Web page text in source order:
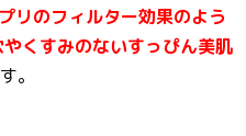
リのフィルター効果のよう
くすみのないすっぴん美肌
。